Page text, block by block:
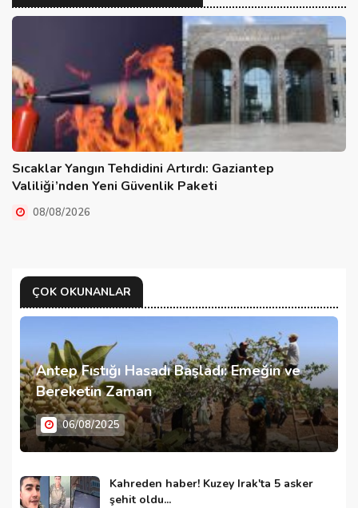
Sıcaklar Yangın Tehdidini Artırdı: Gaziantep
Valiliği’nden Yeni Güvenlik Paketi
08/08/2026
ÇOK OKUNANLAR
Antep Fıstığı Hasadı Başladı: Emeğin ve
Bereketin Zaman
06/08/2025
Kahreden haber! Kuzey Irak'ta 5 asker
şehit oldu...